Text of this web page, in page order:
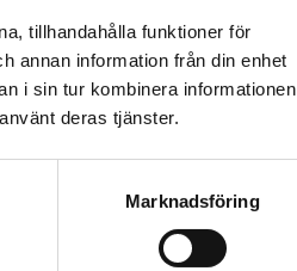
tillhandahålla funktioner för
annan information från din enhet
i sin tur kombinera informationen
deras tjänster.
Marknadsföring